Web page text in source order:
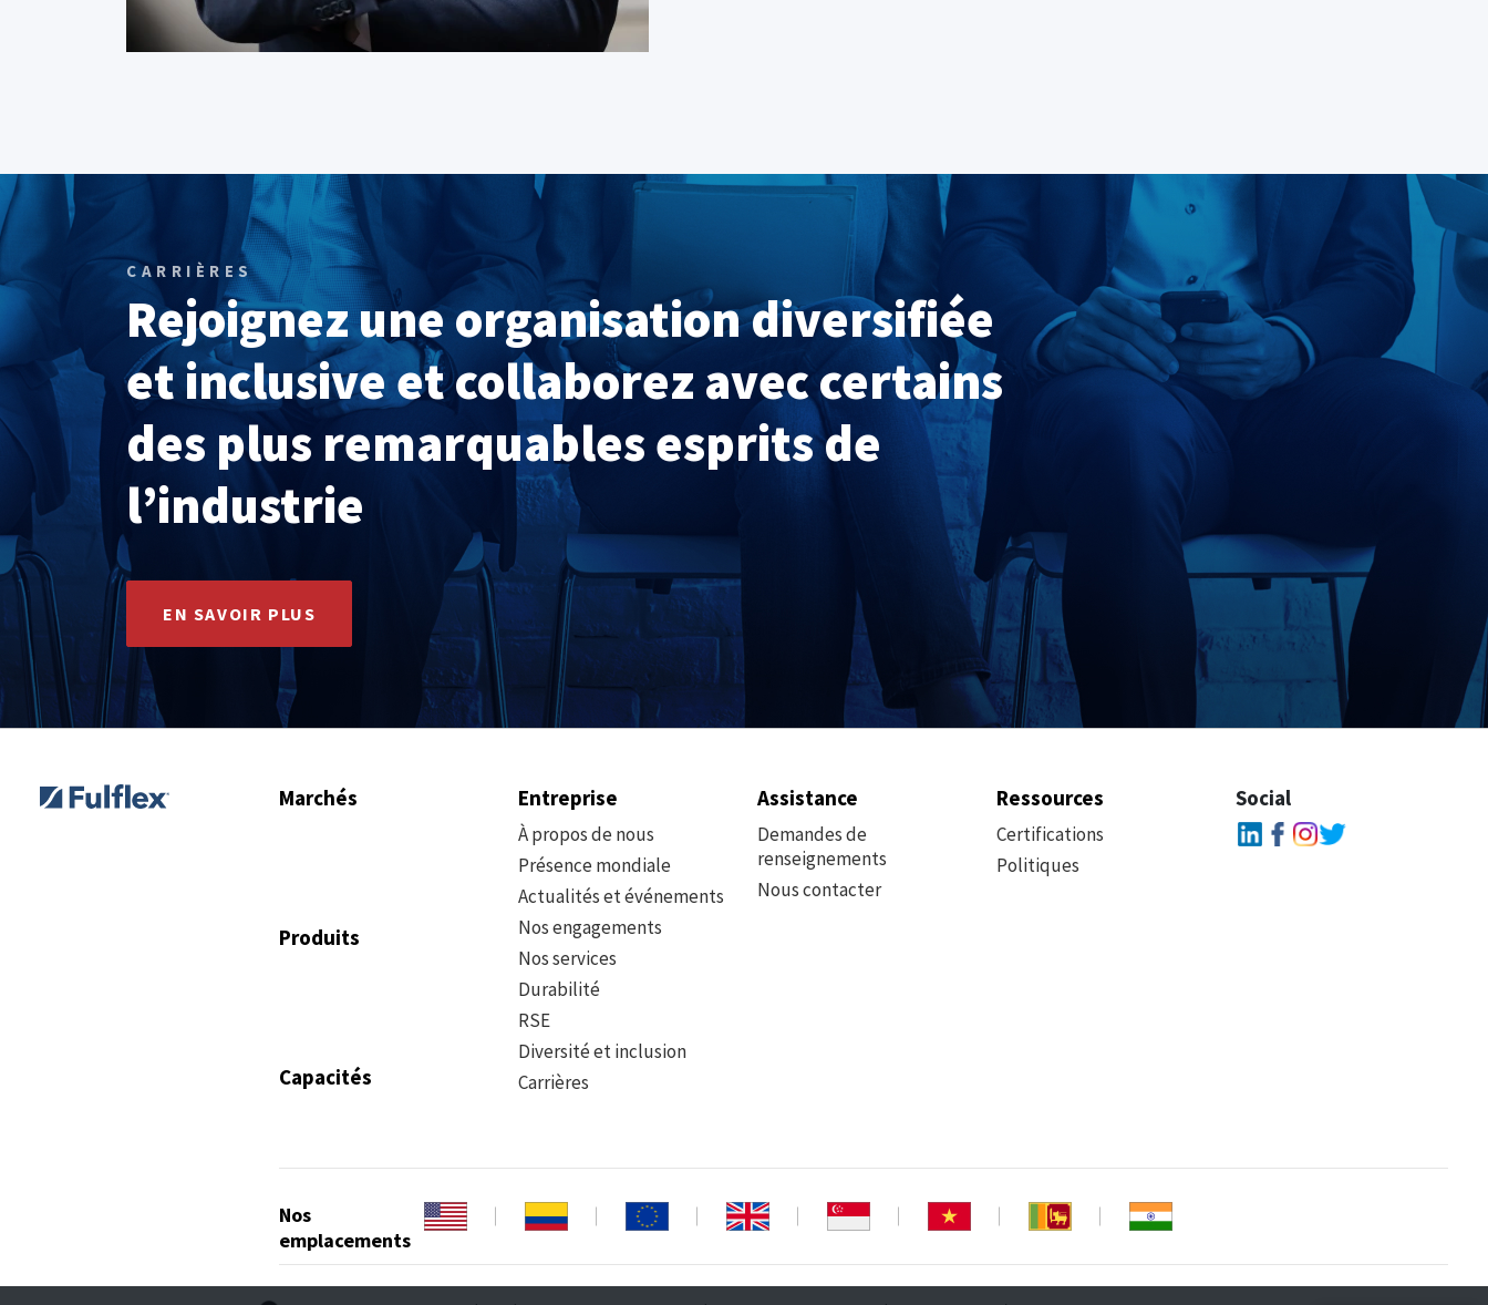
CARRIÈRES
Rejoignez une organisation diversifiée
et inclusive et collaborez avec certains
des plus remarquables esprits de
l’industrie
EN SAVOIR PLUS
Marchés
Produits
Capacités
Entreprise
À propos de nous
Présence mondiale
Actualités et événements
Nos engagements
Nos services
Durabilité
RSE
Diversité et inclusion
Carrières
Assistance
Demandes de
renseignements
Nous contacter
Ressources
Certifications
Politiques
Social
Nos
emplacements